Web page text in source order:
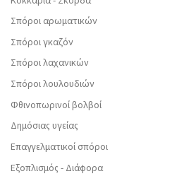
Σπόροι αρωματικών
Σπόροι γκαζόν
Σπόροι λαχανικών
Σπόροι λουλουδιών
Φθινοπωρινοί βολβοί
Δημόσιας υγείας
Επαγγελματικοί σπόροι
Εξοπλισμός - Διάφορα